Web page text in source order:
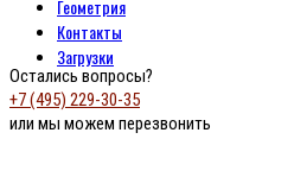
Геометрия
Контакты
Загрузки
Остались вопросы?
+7 (495) 229-30-35
или мы можем перезвонить